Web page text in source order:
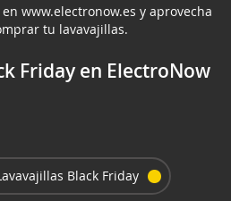
www.electronow.es y aprovecha
tu lavavajillas.
Friday en ElectroNow
Black Friday